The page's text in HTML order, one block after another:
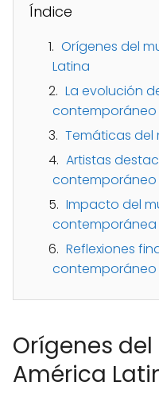
Índice
Orígenes del
Latina
La evolución
contemporáneo
Temáticas del
Artistas
contemporáneo
Impacto del
contemporánea
Reflexiones
contemporáneo
Orígenes
América